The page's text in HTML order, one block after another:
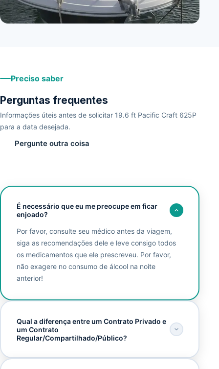
Preciso saber
Perguntas frequentes
Informações úteis antes de solicitar 19.6 ft Pacific Craft 625P
para a data desejada.
Pergunte outra coisa
É necessário que eu me preocupe em ficar
enjoado?
Por favor, consulte seu médico antes da viagem,
siga as recomendações dele e leve consigo todos
os medicamentos que ele prescreveu. Por favor,
não exagere no consumo de álcool na noite
anterior!
Qual a diferença entre um Contrato Privado e
um Contrato
Regular/Compartilhado/Público?